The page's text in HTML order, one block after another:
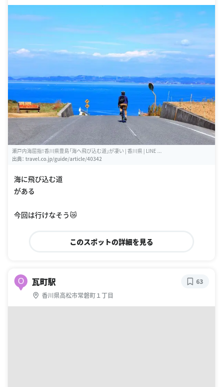
瀬戸内海屈指！香川県豊島「海へ飛び込む道」が凄い | 香川県 | LINE ...
出典： travel.co.jp/guide/article/40342
海に飛び込む道
がある
今回は行けなそう😿
このスポットの詳細を見る
O 瓦町駅
香川県高松市常磐町１丁目
63